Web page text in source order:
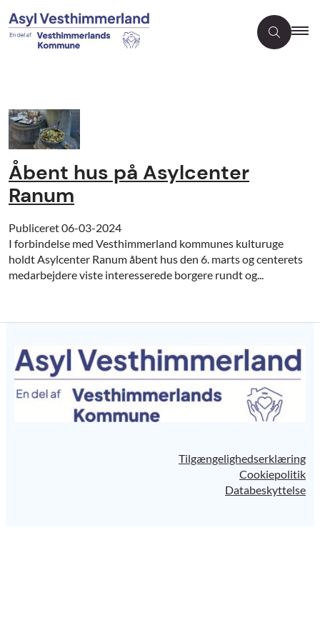
Åbent hus på Asylcenter
Ranum
Publiceret06-03-2024
I forbindelse med Vesthimmerland kommunes kulturuge
holdt Asylcenter Ranum åbent hus den 6. marts og centerets
medarbejdere viste interesserede borgere rundt og...
Tilgængelighedserklæring
Cookiepolitik
Databeskyttelse